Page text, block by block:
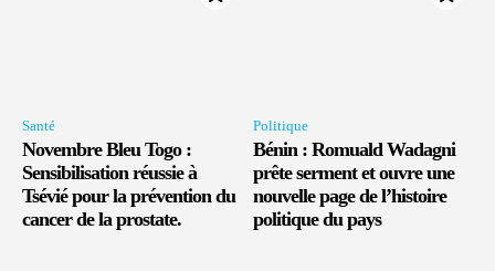
Santé
Novembre Bleu Togo :
Sensibilisation réussie à
Tsévié pour la prévention du
cancer de la prostate.
Politique
Bénin : Romuald Wadagni
prête serment et ouvre une
nouvelle page de l’histoire
politique du pays